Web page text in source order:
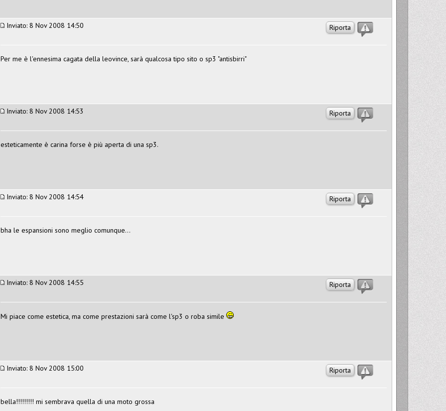
Riporta
Inviato: 8 Nov 2008 14:50
Per me è l'ennesima cagata della leovince, sarà qualcosa tipo sito o sp3 "antisbirri"
Riporta
Inviato: 8 Nov 2008 14:53
esteticamente è carina forse è più aperta di una sp3.
Riporta
Inviato: 8 Nov 2008 14:54
bha le espansioni sono meglio comunque...
Riporta
Inviato: 8 Nov 2008 14:55
Mi piace come estetica, ma come prestazioni sarà come l'sp3 o roba simile
Riporta
Inviato: 8 Nov 2008 15:00
bella!!!!!!!!! mi sembrava quella di una moto grossa